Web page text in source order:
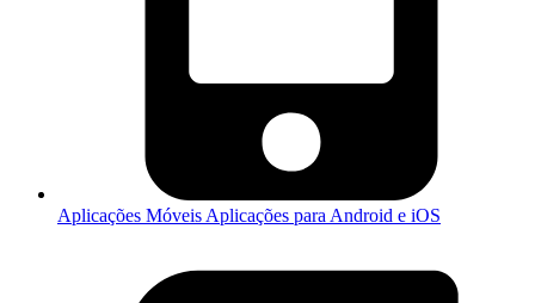
Aplicações Móveis Aplicações para Android e iOS